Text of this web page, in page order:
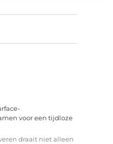
voor een tijdloze
draait niet alleen